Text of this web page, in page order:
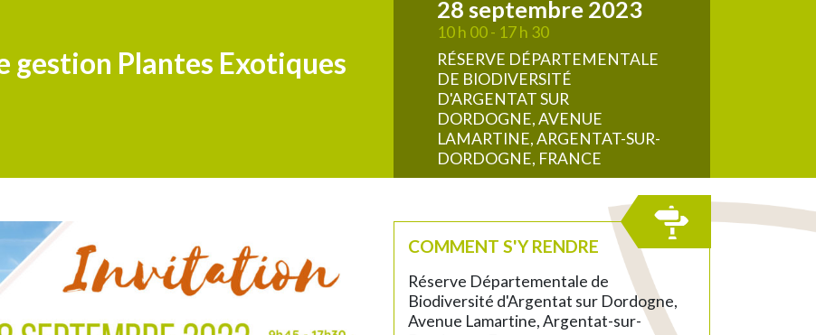
gestion Plantes Exotiques
28 septembre 2023
10 h 00 - 17 h 30
RÉSERVE DÉPARTEMENTALE
DE BIODIVERSITÉ
D'ARGENTAT SUR
DORDOGNE, AVENUE
LAMARTINE, ARGENTAT-SUR-
DORDOGNE, FRANCE
COMMENT S'Y RENDRE
Réserve Départementale de
Biodiversité d'Argentat sur Dordogne,
Avenue Lamartine, Argentat-sur-